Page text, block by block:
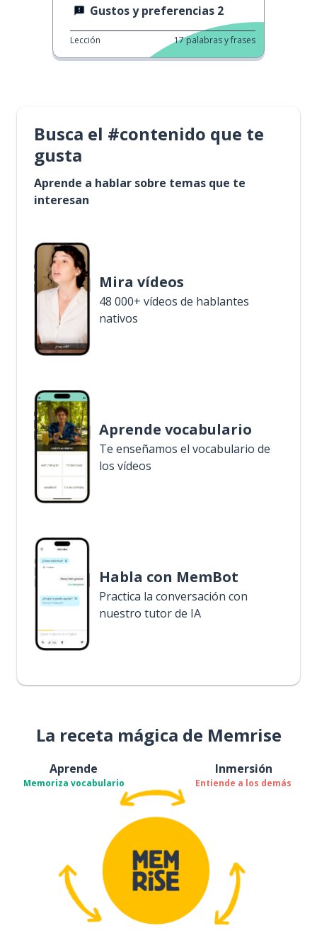
Gustos y preferencias 2
Lección 17palabras y frases
Busca el #contenido que te
gusta
Aprende a hablar sobre temas que te
interesan
Mira vídeos
48 000+ vídeos de hablantes
nativos
Aprende vocabulario
Te enseñamos el vocabulario de
los vídeos
Habla con MemBot
Practica la conversación con
nuestro tutor de IA
La receta mágica de Memrise
Aprende
Memoriza vocabulario
Inmersión
Entiende a los demás